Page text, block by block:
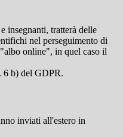
insegnanti, tratterà delle
nel perseguimento di
online", in quel caso il
6 b) del GDPR.
inviati all'estero in